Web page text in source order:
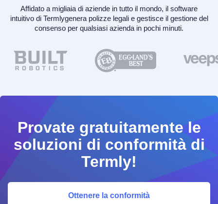
Affidato a migliaia di aziende in tutto il mondo, il software
intuitivo di Termlygenera polizze legali e gestisce il gestione del
consenso per qualsiasi azienda in pochi minuti.
Provate gratuitamente le
soluzioni di conformità di
Termly!
Ottenere la conformità